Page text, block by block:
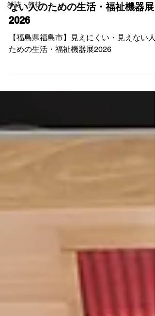
雑誌・教材
ない人のための生活・福祉機器展
2026
【福島県福島市】見えにくい・見えない人
ための生活・福祉機器展2026